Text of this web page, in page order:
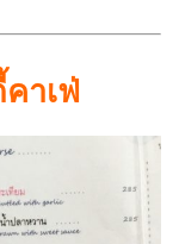
าเฟ่